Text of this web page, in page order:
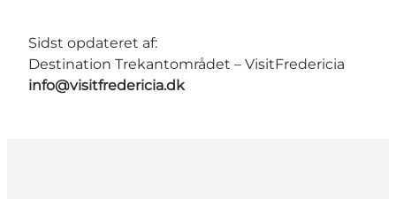
Sidst opdateret af:
Destination Trekantområdet – VisitFredericia
info@visitfredericia.dk